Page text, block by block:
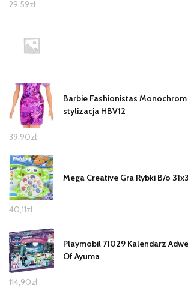
29,59zł
Barbie Fashionistas
stylizacja HBV12
39,90zł
Mega Creative Gra Rybki B/o
40,11zł
Playmobil 71029 Kalendarz
Of Ayuma
114,90zł